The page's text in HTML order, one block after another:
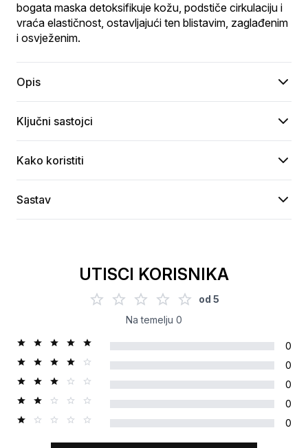
bogata maska detoksifikuje kožu, podstiče cirkulaciju i
vraća elastičnost, ostavljajući ten blistavim, zaglađenim
i osvježenim.
Opis
Ključni sastojci
Kako koristiti
Sastav
UTISCI KORISNIKA
od 5
Na temelju 0
0
0
0
0
0